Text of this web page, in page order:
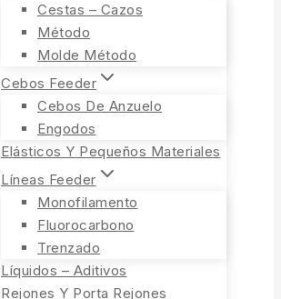
Cestas – Cazos
Método
Molde Método
Cebos Feeder
Cebos De Anzuelo
Engodos
Elásticos Y Pequeños Materiales
Líneas Feeder
Monofilamento
Fluorocarbono
Trenzado
Líquidos – Aditivos
Rejones Y Porta Rejones